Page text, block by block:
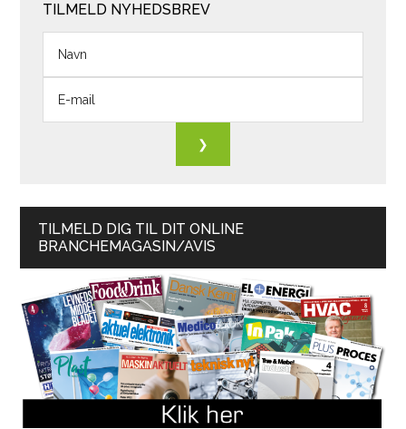
TILMELD NYHEDSBREV
TILMELD DIG TIL DIT ONLINE
BRANCHEMAGASIN/AVIS